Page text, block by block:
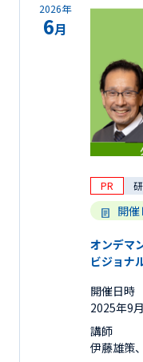
2026年
6月
PR
開催
オンデマ
ビジョナ
開催日時
2025年9
講師
伊藤雄策